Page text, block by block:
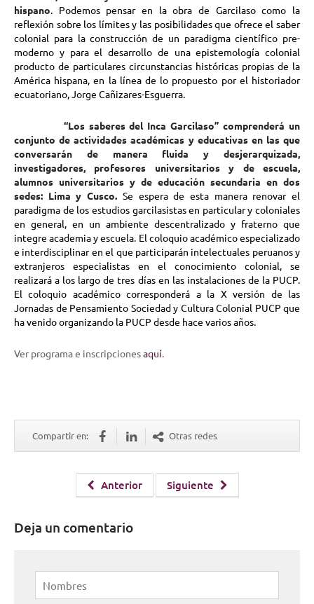
hispano. Podemos pensar en la obra de Garcilaso como la
reflexión sobre los límites y las posibilidades que ofrece el saber
colonial para la construcción de un paradigma científico pre-
moderno y para el desarrollo de una epistemología colonial
producto de particulares circunstancias históricas propias de la
América hispana, en la línea de lo propuesto por el historiador
ecuatoriano, Jorge Cañizares-Esguerra.
“Los saberes del Inca Garcilaso” comprenderá un
conjunto de actividades académicas y educativas en las que
conversarán de manera fluida y desjerarquizada,
investigadores, profesores universitarios y de escuela,
alumnos universitarios y de educación secundaria en dos
sedes: Lima y Cusco. Se espera de esta manera renovar el
paradigma de los estudios garcilasistas en particular y coloniales
en general, en un ambiente descentralizado y fraterno que
integre academia y escuela. El coloquio académico especializado
e interdisciplinar en el que participarán intelectuales peruanos y
extranjeros especialistas en el conocimiento colonial, se
realizará a los largo de tres días en las instalaciones de la PUCP.
El coloquio académico corresponderá a la X versión de las
Jornadas de Pensamiento Sociedad y Cultura Colonial PUCP que
ha venido organizando la PUCP desde hace varios años.
Ver programa e inscripcionesaquí.
Compartir en: Otras redes
Anterior Siguiente
Deja un comentario